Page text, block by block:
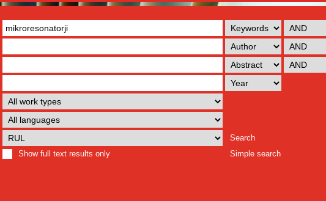
Search
Show full text results only
Simple search